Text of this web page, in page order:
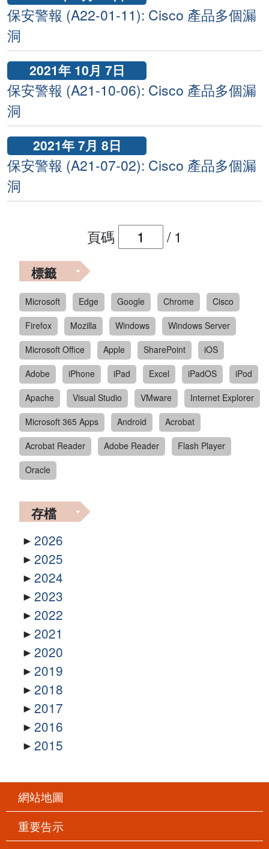
保安警報 (A22-01-11): Cisco 產品多個漏
洞
2021年 10月 7日
保安警報 (A21-10-06): Cisco 產品多個漏
洞
2021年 7月 8日
保安警報 (A21-07-02): Cisco 產品多個漏
洞
頁碼 / 1
標籤
Microsoft Edge Google Chrome
Cisco
Firefox
Mozilla Windows
Windows Server
Microsoft Office
Apple SharePoint
iOS
Adobe
iPhone iPad Excel iPadOS
iPod
Apache
Visual Studio VMware
Internet Explorer
Microsoft 365 Apps
Android
Acrobat
Acrobat Reader
Adobe Reader
Flash Player
Oracle
存檔
2026
2025
2024
2023
2022
2021
2020
2019
2018
2017
2016
2015
網站地圖
重要告示